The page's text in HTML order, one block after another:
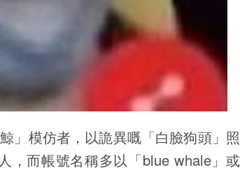
」模仿者，以詭異嘅「白臉狗頭」照
，而帳號名稱多以「blue whale」或